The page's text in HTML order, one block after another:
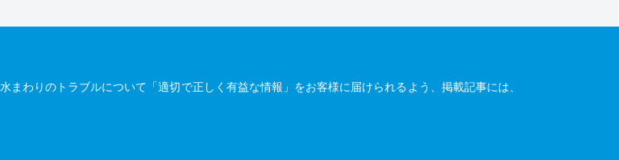
わりのトラブルについて「適切で正しく有益な情報」をお客様に届けられるよう、掲載記事には、